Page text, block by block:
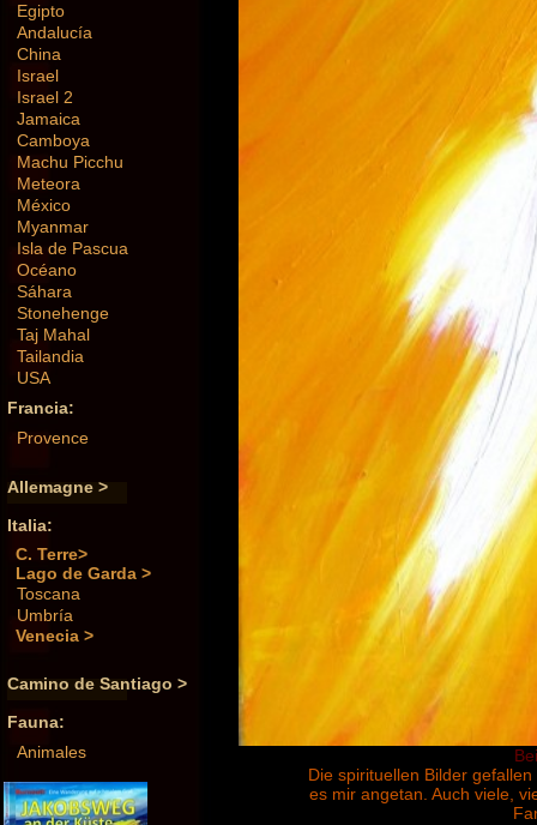
Egipto
Andalucía
China
Israel
Israel 2
Jamaica
Camboya
Machu Picchu
Meteora
México
Myanmar
Isla de Pascua
Océano
Sáhara
Stonehenge
Taj Mahal
Tailandia
USA
Francia:
Provence
Allemagne >
Italia:
C. Terre>
Lago de Garda >
Toscana
Umbría
Venecia >
Camino de Santiago >
Fauna:
Animales
Die spirituellen Bilder
es mir angetan. Auch viele,